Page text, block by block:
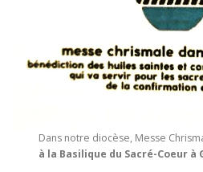
Dans notre diocèse, Messe
à la Basilique du Sacré-Coeur à